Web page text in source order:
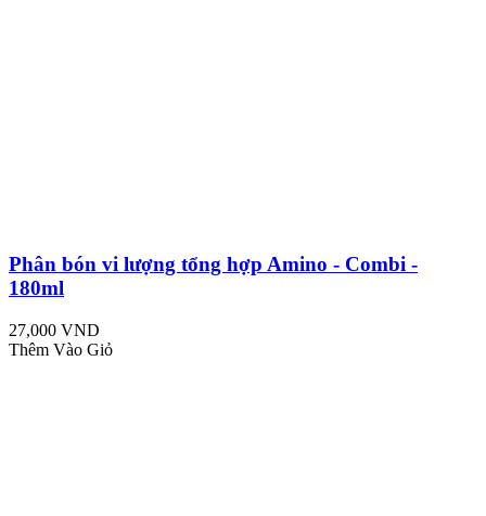
Phân bón vi lượng tổng hợp Amino - Combi -
180ml
27,000 VND
Thêm Vào Giỏ